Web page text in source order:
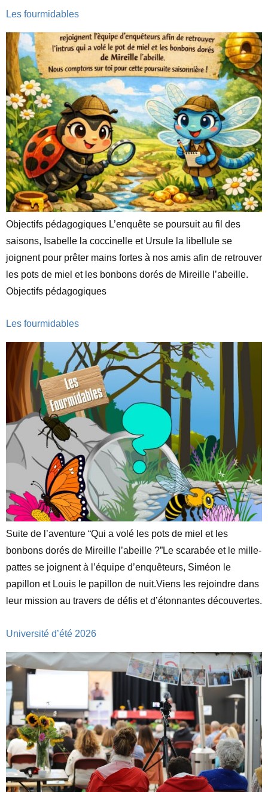
Les fourmidables
Objectifs pédagogiques L’enquête se poursuit au fil des
saisons, Isabelle la coccinelle et Ursule la libellule se
joignent pour prêter mains fortes à nos amis afin de retrouver
les pots de miel et les bonbons dorés de Mireille l’abeille.
Objectifs pédagogiques
Les fourmidables
Suite de l’aventure “Qui a volé les pots de miel et les
bonbons dorés de Mireille l’abeille ?”Le scarabée et le mille-
pattes se joignent à l’équipe d’enquêteurs, Siméon le
papillon et Louis le papillon de nuit.Viens les rejoindre dans
leur mission au travers de défis et d’étonnantes découvertes.
Université d’été 2026